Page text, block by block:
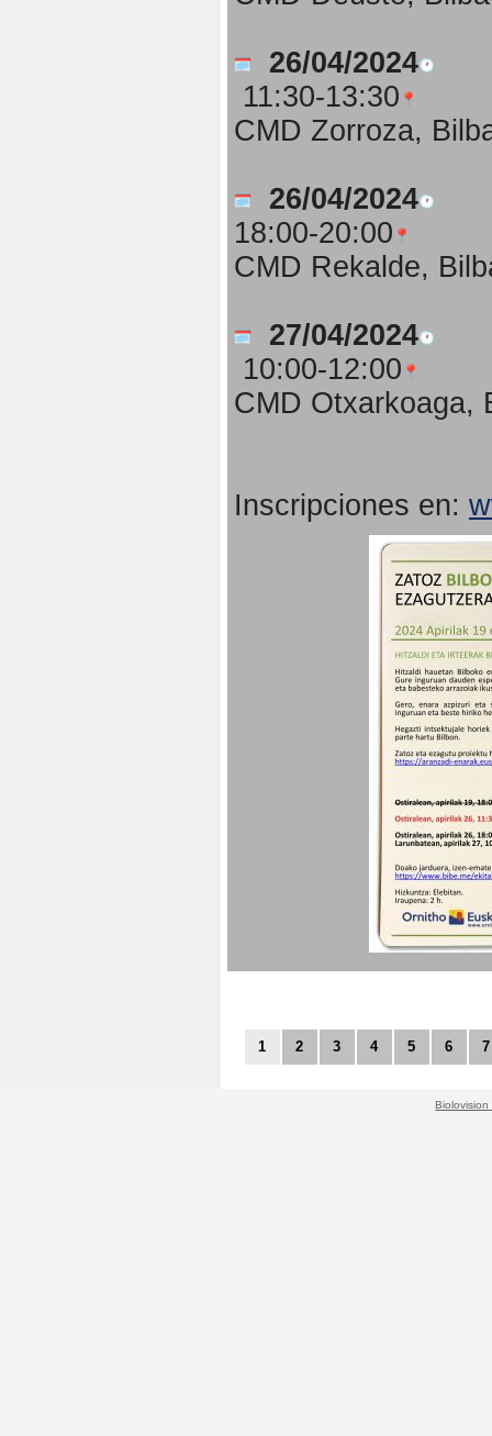
26/04/2024
11:30-13:30
CMD Zorroza,
26/04/2024
18:00-20:00
CMD Rekalde,
27/04/2024
10:00-12:00
CMD Otxarkoaga,
Inscripciones en:
1 2 3 4 5 6 7
Biolovision